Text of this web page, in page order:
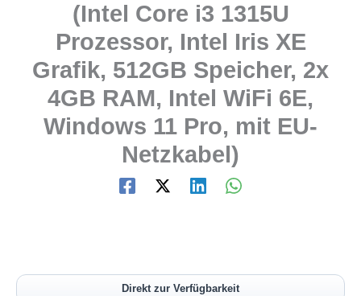
(Intel Core i3 1315U
Prozessor, Intel Iris XE
Grafik, 512GB Speicher, 2x
4GB RAM, Intel WiFi 6E,
Windows 11 Pro, mit EU-
Netzkabel)
Direkt zur Verfügbarkeit